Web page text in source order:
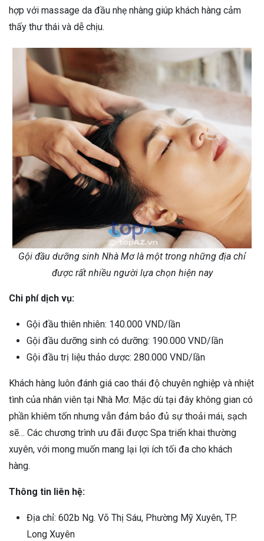
hợp với massage da đầu nhẹ nhàng giúp khách hàng cảm
thấy thư thái và dễ chịu.
Gội đầu dưỡng sinh Nhà Mơ là một trong những địa chỉ
được rất nhiều người lựa chọn hiện nay
Chi phí dịch vụ:
Gội đầu thiên nhiên: 140.000 VND/lần
Gội đầu dưỡng sinh có dưỡng: 190.000 VND/lần
Gội đầu trị liệu thảo dược: 280.000 VND/lần
Khách hàng luôn đánh giá cao thái độ chuyên nghiệp và nhiệt
tình của nhân viên tại Nhà Mơ. Mặc dù tại đây không gian có
phần khiêm tốn nhưng vẫn đảm bảo đủ sự thoải mái, sạch
sẽ… Các chương trình ưu đãi được Spa triển khai thường
xuyên, với mong muốn mang lại lợi ích tối đa cho khách
hàng.
Thông tin liên hệ:
Địa chỉ: 602b Ng. Võ Thị Sáu, Phường Mỹ Xuyên, TP.
Long Xuyên